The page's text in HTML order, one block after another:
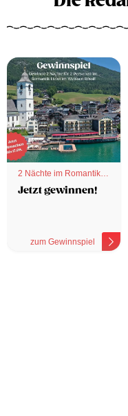
2 Nächte im Romantik
Hotel
Jetzt gewinnen!
zum Gewinnspiel